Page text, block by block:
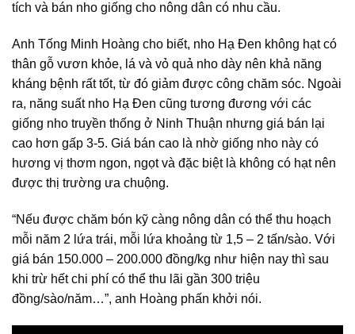
tích và bán nho giống cho nông dân có nhu cầu.
Anh Tống Minh Hoàng cho biết, nho Hạ Đen không hạt có
thân gỗ vươn khỏe, lá và vỏ quả nho dày nên khả năng
kháng bệnh rất tốt, từ đó giảm được công chăm sóc. Ngoài
ra, năng suất nho Hạ Đen cũng tương đương với các
giống nho truyền thống ở Ninh Thuận nhưng giá bán lại
cao hơn gấp 3-5. Giá bán cao là nhờ giống nho này có
hương vị thơm ngon, ngọt và đặc biệt là không có hạt nên
được thị trường ưa chuộng.
“Nếu được chăm bón kỹ càng nông dân có thể thu hoạch
mỗi năm 2 lứa trái, mỗi lứa khoảng từ 1,5 – 2 tấn/sào. Với
giá bán 150.000 – 200.000 đồng/kg như hiện nay thì sau
khi trừ hết chi phí có thể thu lãi gần 300 triệu
đồng/sào/năm…”, anh Hoàng phấn khởi nói.